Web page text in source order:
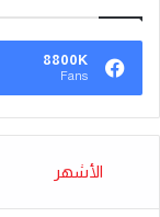
8800K
Fans
الأشهر